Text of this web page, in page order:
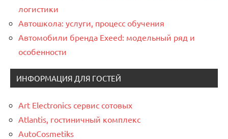
логистики
Автошкола: услуги, процесс обучения
Автомобили бренда Exeed: модельный ряд и
особенности
ИНФОРМАЦИЯ ДЛЯ ГОСТЕЙ
Art Electronics сервис сотовых
Atlantis, гостиничный комплекс
AutoCosmetiks